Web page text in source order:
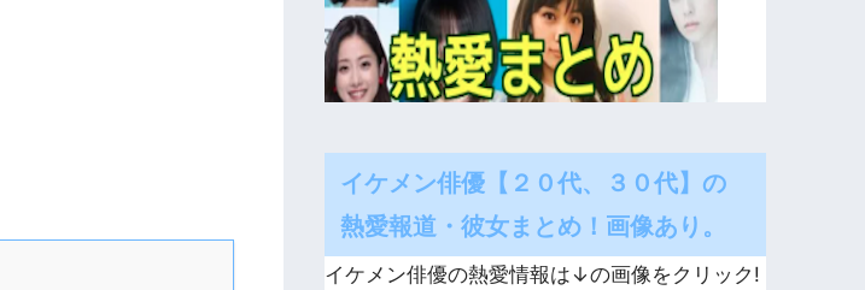
イケメン俳優【２０代、３０代】の
熱愛報道・彼女まとめ！画像あり。
イケメン俳優の熱愛情報は↓の画像をクリック!